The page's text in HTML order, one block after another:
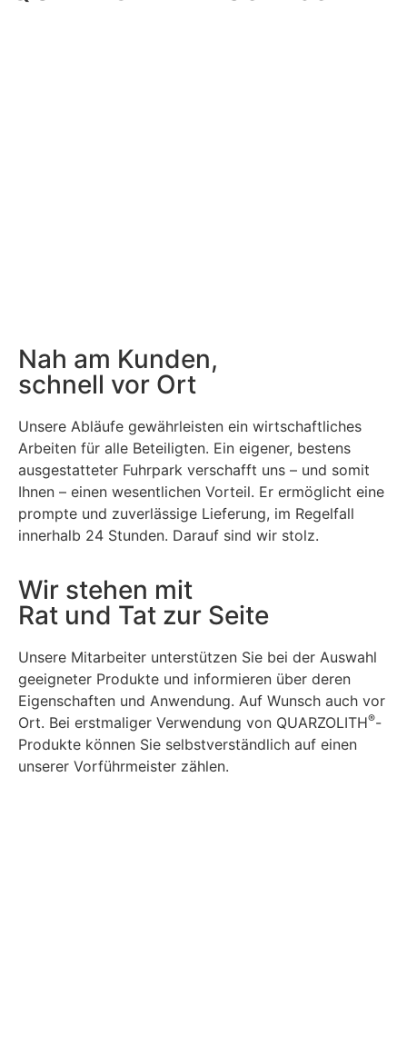
Nah am Kunden,
schnell vor Ort
Unsere Abläufe gewährleisten ein wirtschaftliches
Arbeiten für alle Beteiligten. Ein eigener, bestens
ausgestatteter Fuhrpark verschafft uns – und somit
Ihnen – einen wesentlichen Vorteil. Er ermöglicht eine
prompte und zuverlässige Lieferung, im Regelfall
innerhalb 24 Stunden. Darauf sind wir stolz.
Wir stehen mit
Rat und Tat zur Seite
Unsere Mitarbeiter unterstützen Sie bei der Auswahl
geeigneter Produkte und informieren über deren
Eigenschaften und Anwendung. Auf Wunsch auch vor
Ort. Bei erstmaliger Verwendung von QUARZOLITH®-
Produkte können Sie selbstverständlich auf einen
unserer Vorführmeister zählen.